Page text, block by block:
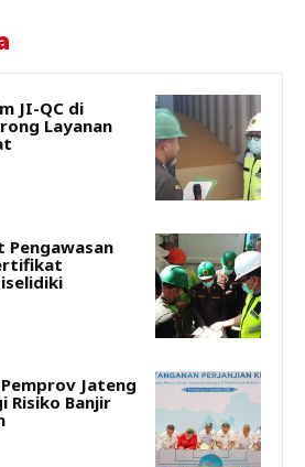
JI-QC di
Layanan
Jateng
Risiko Banjir